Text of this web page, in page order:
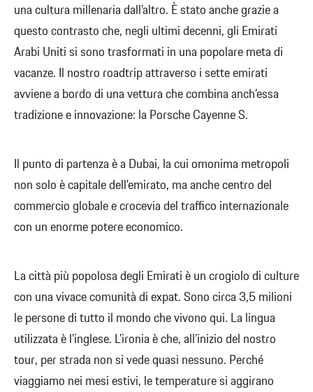
una cultura millenaria dall’altro. È stato anche grazie a
questo contrasto che, negli ultimi decenni, gli Emirati
Arabi Uniti si sono trasformati in una popolare meta di
vacanze. Il nostro roadtrip attraverso i sette emirati
avviene a bordo di una vettura che combina anch’essa
tradizione e innovazione: la Porsche Cayenne S.
Il punto di partenza è a Dubai, la cui omonima metropoli
non solo è capitale dell’emirato, ma anche centro del
commercio globale e crocevia del traffico internazionale
con un enorme potere economico.
La città più popolosa degli Emirati è un crogiolo di culture
con una vivace comunità di expat. Sono circa 3,5 milioni
le persone di tutto il mondo che vivono qui. La lingua
utilizzata è l’inglese. L’ironia è che, all’inizio del nostro
tour, per strada non si vede quasi nessuno. Perché
viaggiamo nei mesi estivi, le temperature si aggirano